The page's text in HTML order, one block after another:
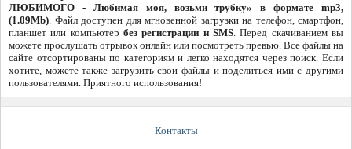
ЛЮБИМОГО - Любимая моя, возьми трубку» в формате mp3,
(1.09Mb). Файл доступен для мгновенной загрузки на телефон, смартфон,
планшет или компьютер без регистрации и SMS. Перед скачиванием вы
можете прослушать отрывок онлайн или посмотреть превью. Все файлы на
сайте отсортированы по категориям и легко находятся через поиск. Если
хотите, можете также загрузить свои файлы и поделиться ими с другими
пользователями. Приятного использования!
Контакты